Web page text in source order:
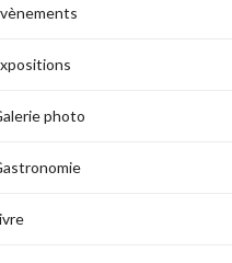
photo